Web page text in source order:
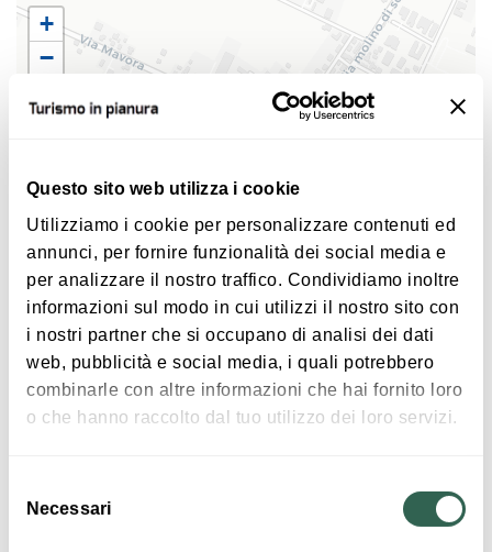
Questo sito web utilizza i cookie
Utilizziamo i cookie per personalizzare contenuti ed
annunci, per fornire funzionalità dei social media e
per analizzare il nostro traffico. Condividiamo inoltre
informazioni sul modo in cui utilizzi il nostro sito con
i nostri partner che si occupano di analisi dei dati
web, pubblicità e social media, i quali potrebbero
combinarle con altre informazioni che hai fornito loro
o che hanno raccolto dal tuo utilizzo dei loro servizi.
delNecessari
mercoledì 10 giugno - "Il magico Turra", spettacolo
di magia
mercoledì 24 giugno - "Fagiolino pescatore", I
burattini di Mattia
giocoleria
mercoledì 22 luglio - "Gran cabaret di circo e
sputafuoco"
Ingresso libero a offerta libera
+
−
Leaflet |© OpenStreetMap contributors © CARTO
#RESTIAMOAGALLATOUR2026 - Sant'Agata Bolognese
Via Circondaria Ovest 32
40019 Sant'Agata Bolognese